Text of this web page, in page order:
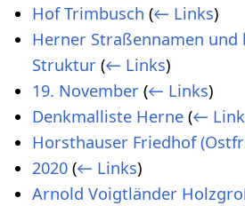
Hof Trimbusch (← Links)
Herner Straßennamen
Struktur (← Links)
19. November (← Links)
Denkmalliste Herne (←
Horsthauser Friedhof
2020 (← Links)
Arnold Voigtländer